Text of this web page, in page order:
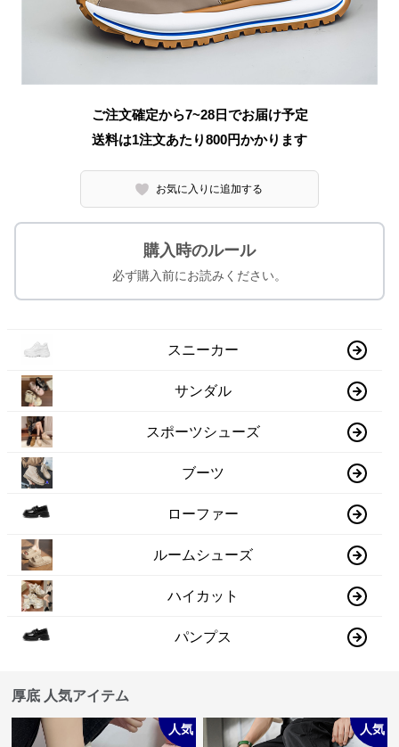
ご注文確定から7~28日でお届け予定
送料は1注文あたり800円かかります
お気に入りに追加する
購入時のルール
必ず購入前にお読みください。
スニーカー
サンダル
スポーツシューズ
ブーツ
ローファー
ルームシューズ
ハイカット
パンプス
厚底 人気アイテム
人気 人気